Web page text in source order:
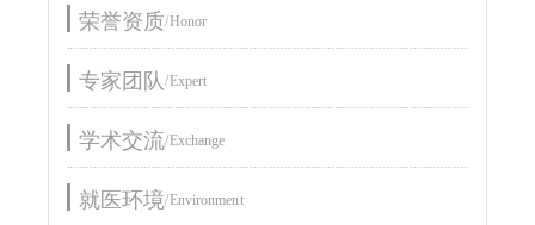
荣誉资质/Honor
专家团队/Expert
学术交流/Exchange
就医环境/Environment